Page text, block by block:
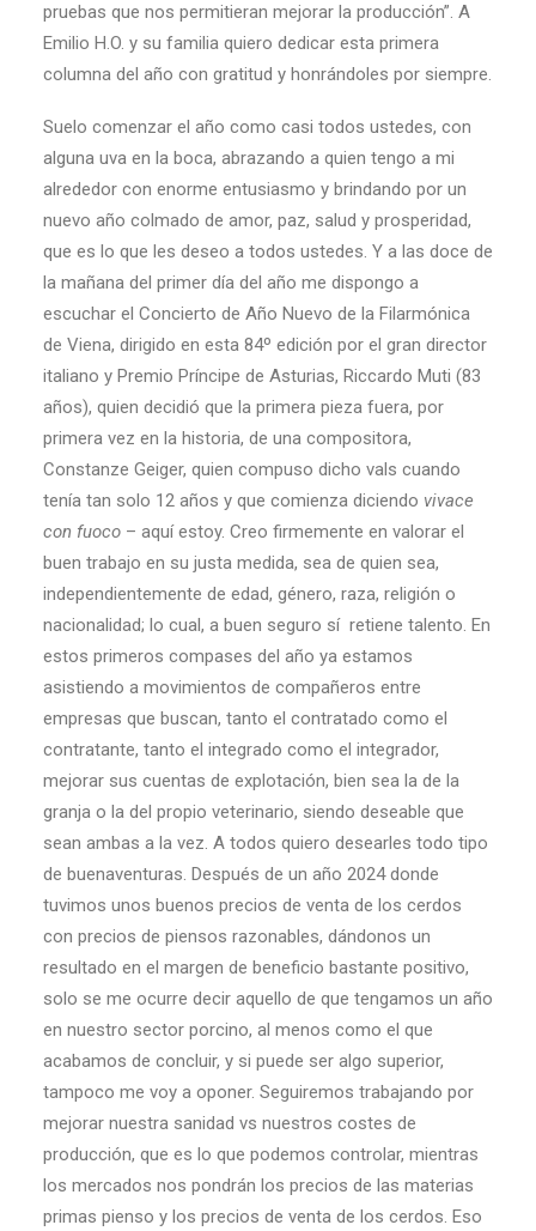
pruebas que nos permitieran mejorar la producción”. A
Emilio H.O. y su familia quiero dedicar esta primera
columna del año con gratitud y honrándoles por siempre.
Suelo comenzar el año como casi todos ustedes, con
alguna uva en la boca, abrazando a quien tengo a mi
alrededor con enorme entusiasmo y brindando por un
nuevo año colmado de amor, paz, salud y prosperidad,
que es lo que les deseo a todos ustedes. Y a las doce de
la mañana del primer día del año me dispongo a
escuchar el Concierto de Año Nuevo de la Filarmónica
de Viena, dirigido en esta 84º edición por el gran director
italiano y Premio Príncipe de Asturias, Riccardo Muti (83
años), quien decidió que la primera pieza fuera, por
primera vez en la historia, de una compositora,
Constanze Geiger, quien compuso dicho vals cuando
tenía tan solo 12 años y que comienza diciendo vivace
con fuoco – aquí estoy. Creo firmemente en valorar el
buen trabajo en su justa medida, sea de quien sea,
independientemente de edad, género, raza, religión o
nacionalidad; lo cual, a buen seguro sí retiene talento. En
estos primeros compases del año ya estamos
asistiendo a movimientos de compañeros entre
empresas que buscan, tanto el contratado como el
contratante, tanto el integrado como el integrador,
mejorar sus cuentas de explotación, bien sea la de la
granja o la del propio veterinario, siendo deseable que
sean ambas a la vez. A todos quiero desearles todo tipo
de buenaventuras. Después de un año 2024 donde
tuvimos unos buenos precios de venta de los cerdos
con precios de piensos razonables, dándonos un
resultado en el margen de beneficio bastante positivo,
solo se me ocurre decir aquello de que tengamos un año
en nuestro sector porcino, al menos como el que
acabamos de concluir, y si puede ser algo superior,
tampoco me voy a oponer. Seguiremos trabajando por
mejorar nuestra sanidad vs nuestros costes de
producción, que es lo que podemos controlar, mientras
los mercados nos pondrán los precios de las materias
primas pienso y los precios de venta de los cerdos. Eso